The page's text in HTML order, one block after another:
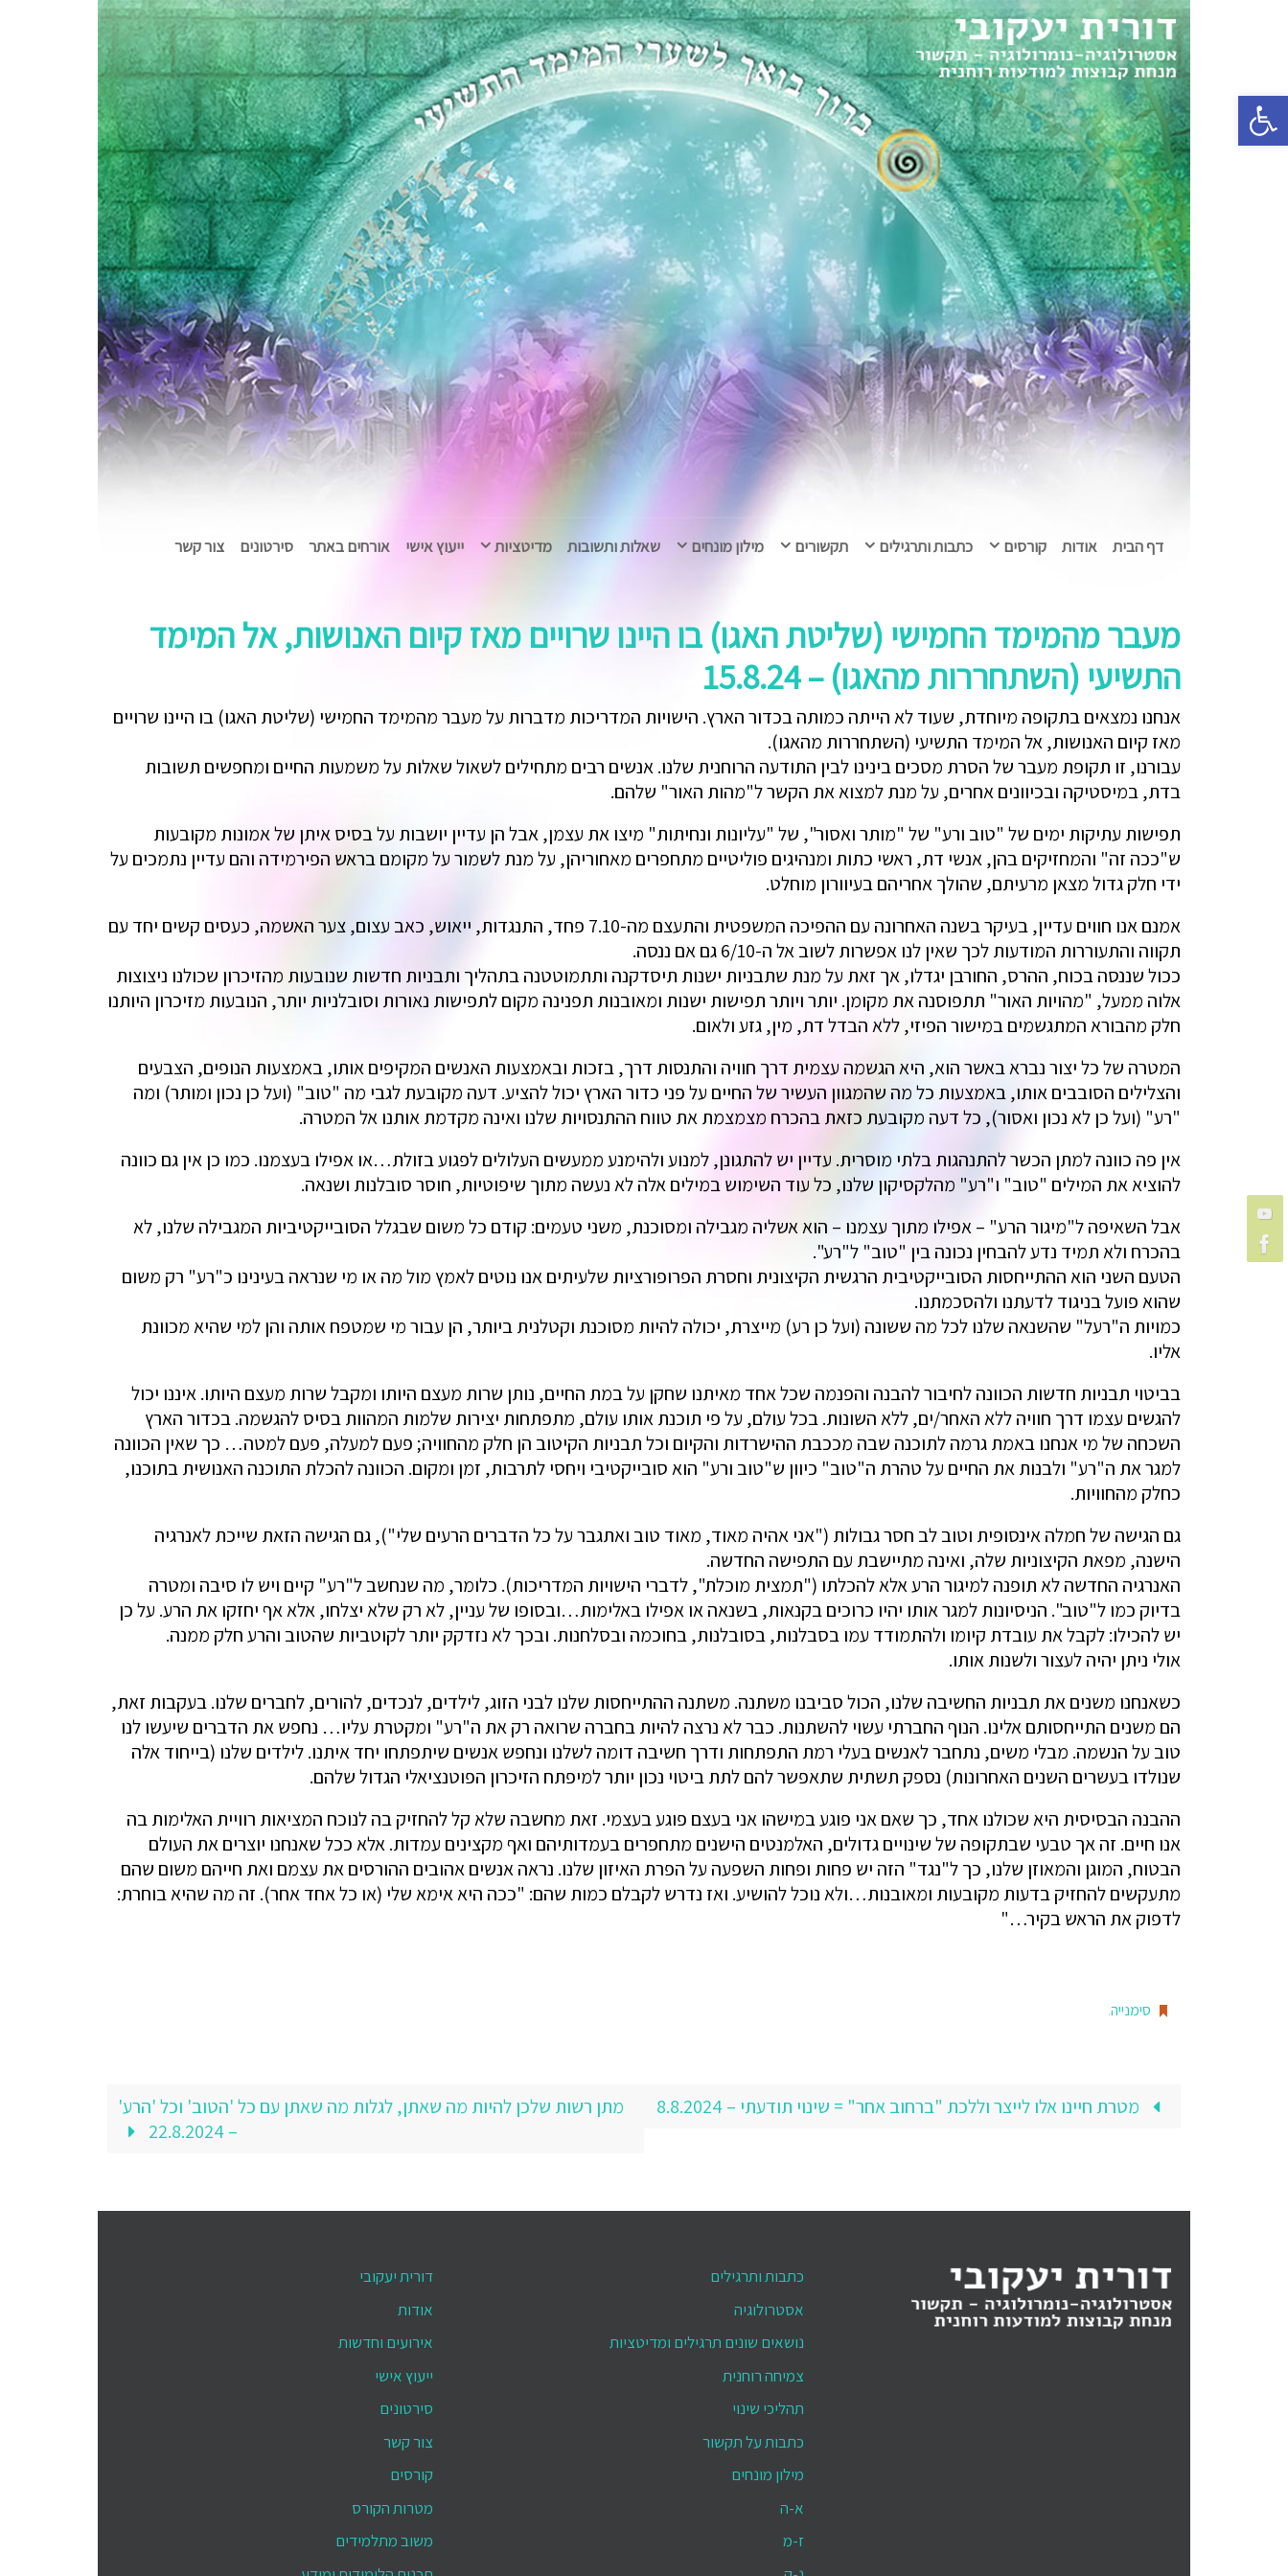
פתח סרגל נגישות
דף הבית אודות קורסים כתבות ותרגילים תקשורים מילון מונחים שאלות ותשובות מדיטציות ייעוץ אישי אורחים באתר סירטונים צור קשר
מעבר מהמימד החמישי (שליטת האגו) בו היינו שרויים מאז קיום האנושות, אל המימד
התשיעי (השתחררות מהאגו) – 15.8.24
אנחנו נמצאים בתקופה מיוחדת, שעוד לא הייתה כמותה בכדור הארץ. הישויות המדריכות מדברות על מעבר מהמימד החמישי (שליטת האגו) בו היינו שרויים
מאז קיום האנושות, אל המימד התשיעי (השתחררות מהאגו).
עבורנו, זו תקופת מעבר של הסרת מסכים בינינו לבין התודעה הרוחנית שלנו. אנשים רבים מתחילים לשאול שאלות על משמעות החיים ומחפשים תשובות
בדת, במיסטיקה ובכיוונים אחרים, על מנת למצוא את הקשר ל"מהות האור" שלהם.
תפישות עתיקות ימים של "טוב ורע" של "מותר ואסור", של "עליונות ונחיתות" מיצו את עצמן, אבל הן עדיין יושבות על בסיס איתן של אמונות מקובעות
ש"ככה זה" והמחזיקים בהן, אנשי דת, ראשי כתות ומנהיגים פוליטיים מתחפרים מאחוריהן, על מנת לשמור על מקומם בראש הפירמידה והם עדיין נתמכים על
ידי חלק גדול מצאן מרעיתם, שהולך אחריהם בעיוורון מוחלט.
אמנם אנו חווים עדיין, בעיקר בשנה האחרונה עם ההפיכה המשפטית והתעצם מה-7.10 פחד, התנגדות, ייאוש, כאב עצום, צער האשמה, כעסים קשים יחד עם
תקווה והתעוררות המודעות לכך שאין לנו אפשרות לשוב אל ה-6/10 גם אם ננסה.
ככול שננסה בכוח, ההרס, החורבן יגדלו, אך זאת על מנת שתבניות ישנות תיסדקנה ותתמוטטנה בתהליך ותבניות חדשות שנובעות מהזיכרון שכולנו ניצוצות
אלוה ממעל, "מהויות האור" תתפוסנה את מקומן. יותר ויותר תפישות ישנות ומאובנות תפנינה מקום לתפישות נאורות וסובלניות יותר, הנובעות מזיכרון היותנו
חלק מהבורא המתגשמים במישור הפיזי, ללא הבדל דת, מין, גזע ולאום.
המטרה של כל יצור נברא באשר הוא, היא הגשמה עצמית דרך חוויה והתנסות דרך, בזכות ובאמצעות האנשים המקיפים אותו, באמצעות הנופים, הצבעים
והצלילים הסובבים אותו, באמצעות כל מה שהמגוון העשיר של החיים על פני כדור הארץ יכול להציע. דעה מקובעת לגבי מה "טוב" (ועל כן נכון ומותר) ומה
"רע" (ועל כן לא נכון ואסור), כל דעה מקובעת כזאת בהכרח מצמצמת את טווח ההתנסויות שלנו ואינה מקדמת אותנו אל המטרה.
אין פה כוונה למתן הכשר להתנהגות בלתי מוסרית. עדיין יש להתגונן, למנוע ולהימנע ממעשים העלולים לפגוע בזולת…או אפילו בעצמנו. כמו כן אין גם כוונה
להוציא את המילים "טוב" ו"רע" מהלקסיקון שלנו, כל עוד השימוש במילים אלה לא נעשה מתוך שיפוטיות, חוסר סובלנות ושנאה.
אבל השאיפה ל"מיגור הרע" – אפילו מתוך עצמנו – הוא אשליה מגבילה ומסוכנת, משני טעמים: קודם כל משום שבגלל הסובייקטיביות המגבילה שלנו, לא
בהכרח ולא תמיד נדע להבחין נכונה בין "טוב" ל"רע".
הטעם השני הוא ההתייחסות הסובייקטיבית הרגשית הקיצונית וחסרת הפרופורציות שלעיתים אנו נוטים לאמץ מול מה או מי שנראה בעינינו כ"רע" רק משום
שהוא פועל בניגוד לדעתנו ולהסכמתנו.
כמויות ה"רעל" שהשנאה שלנו לכל מה ששונה (ועל כן רע) מייצרת, יכולה להיות מסוכנת וקטלנית ביותר, הן עבור מי שמטפח אותה והן למי שהיא מכוונת
אליו.
בביטוי תבניות חדשות הכוונה לחיבור להבנה והפנמה שכל אחד מאיתנו שחקן על במת החיים, נותן שרות מעצם היותו ומקבל שרות מעצם היותו. איננו יכול
להגשים עצמו דרך חוויה ללא האחר/ים, ללא השונות. בכל עולם, על פי תוכנת אותו עולם, מתפתחות יצירות שלמות המהוות בסיס להגשמה. בכדור הארץ
השכחה של מי אנחנו באמת גרמה לתוכנה שבה מככבת ההישרדות והקיום וכל תבניות הקיטוב הן חלק מהחוויה; פעם למעלה, פעם למטה… כך שאין הכוונה
למגר את ה"רע" ולבנות את החיים על טהרת ה"טוב" כיוון ש"טוב ורע" הוא סובייקטיבי ויחסי לתרבות, זמן ומקום. הכוונה להכלת התוכנה האנושית בתוכנו,
כחלק מהחוויות.
גם הגישה של חמלה אינסופית וטוב לב חסר גבולות ("אני אהיה מאוד, מאוד טוב ואתגבר על כל הדברים הרעים שלי"), גם הגישה הזאת שייכת לאנרגיה
הישנה, מפאת הקיצוניות שלה, ואינה מתיישבת עם התפישה החדשה.
האנרגיה החדשה לא תופנה למיגור הרע אלא להכלתו ("תמצית מוכלת", לדברי הישויות המדריכות). כלומר, מה שנחשב ל"רע" קיים ויש לו סיבה ומטרה
בדיוק כמו ל"טוב". הניסיונות למגר אותו יהיו כרוכים בקנאות, בשנאה או אפילו באלימות…ובסופו של עניין, לא רק שלא יצלחו, אלא אף יחזקו את הרע. על כן
יש להכילו: לקבל את עובדת קיומו ולהתמודד עמו בסבלנות, בסובלנות, בחוכמה ובסלחנות. ובכך לא נזדקק יותר לקוטביות שהטוב והרע חלק ממנה.
אולי ניתן יהיה לעצור ולשנות אותו.
כשאנחנו משנים את תבניות החשיבה שלנו, הכול סביבנו משתנה. משתנה ההתייחסות שלנו לבני הזוג, לילדים, לנכדים, להורים, לחברים שלנו. בעקבות זאת,
הם משנים התייחסותם אלינו. הנוף החברתי עשוי להשתנות. כבר לא נרצה להיות בחברה שרואה רק את ה"רע" ומקטרת עליו… נחפש את הדברים שיעשו לנו
טוב על הנשמה. מבלי משים, נתחבר לאנשים בעלי רמת התפתחות ודרך חשיבה דומה לשלנו ונחפש אנשים שיתפתחו יחד איתנו. לילדים שלנו (בייחוד אלה
שנולדו בעשרים השנים האחרונות) נספק תשתית שתאפשר להם לתת ביטוי נכון יותר למיפתח הזיכרון הפוטנציאלי הגדול שלהם.
ההבנה הבסיסית היא שכולנו אחד, כך שאם אני פוגע במישהו אני בעצם פוגע בעצמי. זאת מחשבה שלא קל להחזיק בה לנוכח המציאות רוויית האלימות בה
אנו חיים. זה אך טבעי שבתקופה של שינויים גדולים, האלמנטים הישנים מתחפרים בעמדותיהם ואף מקצינים עמדות. אלא ככל שאנחנו יוצרים את העולם
הבטוח, המוגן והמאוזן שלנו, כך ל"נגד" הזה יש פחות ופחות השפעה על הפרת האיזון שלנו. נראה אנשים אהובים ההורסים את עצמם ואת חייהם משום שהם
מתעקשים להחזיק בדעות מקובעות ומאובנות…ולא נוכל להושיע. ואז נדרש לקבלם כמות שהם: "ככה היא אימא שלי (או כל אחד אחר). זה מה שהיא בוחרת:
לדפוק את הראש בקיר…"
סימנייה.
מטרת חיינו אלו לייצר וללכת "ברחוב אחר" = שינוי תודעתי – 8.8.2024
מתן רשות שלכן להיות מה שאתן, לגלות מה שאתן עם כל 'הטוב' וכל 'הרע'
– 22.8.2024
כתבות ותרגילים
אסטרולוגיה
נושאים שונים תרגילים ומדיטציות
צמיחה רוחנית
תהליכי שינוי
כתבות על תקשור
מילון מונחים
א-ה
ז-מ
דורית יעקובי
אודות
אירועים וחדשות
ייעוץ אישי
סירטונים
צור קשר
קורסים
מטרות הקורס
משוב מתלמידים